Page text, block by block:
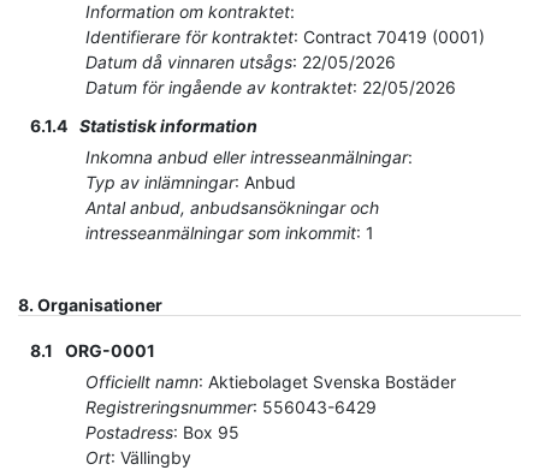
Information om kontraktet:
Identifierare för kontraktet: Contract 70419 (0001)
Datum då vinnaren utsågs: 22/05/2026
Datum för ingående av kontraktet: 22/05/2026
6.1.4 Statistisk information
Inkomna anbud eller intresseanmälningar:
Typ av inlämningar: Anbud
Antal anbud, anbudsansökningar och
intresseanmälningar som inkommit: 1
8. Organisationer
8.1
ORG-0001
Officiellt namn: Aktiebolaget Svenska Bostäder
Registreringsnummer: 556043-6429
Postadress: Box 95
Ort: Vällingby